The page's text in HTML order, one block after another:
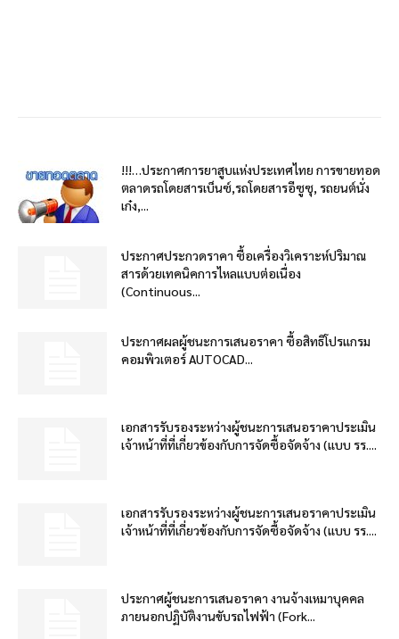
!!!…ประกาศการยาสูบแห่งประเทศไทย การขายทอด
ตลาดรถโดยสารเบ็นซ์,รถโดยสารอีซูซุ, รถยนต์นั่ง
เก๋ง,...
ประกาศประกวดราคา ซื้อเครื่องวิเคราะห์ปริมาณ
สารด้วยเทคนิคการไหลแบบต่อเนื่อง
(Continuous...
ประกาศผลผู้ชนะการเสนอราคา ซื้อสิทธิโปรแกรม
คอมพิวเตอร์ AUTOCAD...
เอกสารรับรองระหว่างผู้ชนะการเสนอราคาประเมิน
เจ้าหน้าที่ที่เกี่ยวข้องกับการจัดซื้อจัดจ้าง (แบบ รร....
เอกสารรับรองระหว่างผู้ชนะการเสนอราคาประเมิน
เจ้าหน้าที่ที่เกี่ยวข้องกับการจัดซื้อจัดจ้าง (แบบ รร....
ประกาศผู้ชนะการเสนอราคา งานจ้างเหมาบุคคล
ภายนอกปฏิบัติงานขับรถไฟฟ้า (Fork...